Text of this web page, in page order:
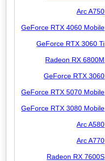
Arc A750
GeForce RTX 4060 Mobile
GeForce RTX 3060 Ti
Radeon RX 6800M
GeForce RTX 3060
GeForce RTX 5070 Mobile
GeForce RTX 3080 Mobile
Arc A580
Arc A770
Radeon RX 7600S